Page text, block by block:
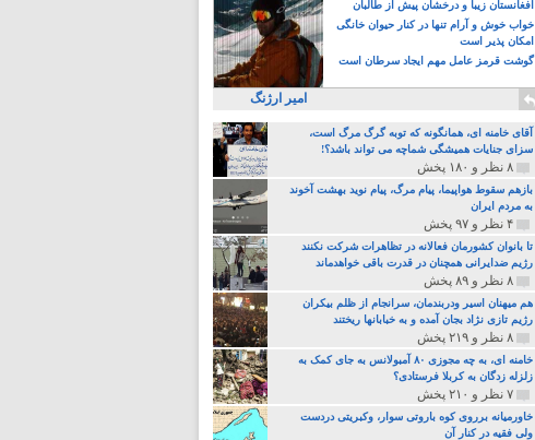
افغانستان زیبا و درخشان پیش از طالبان
خواب خوش و آرام تنها در کنار حیوان خانگی
امکان پذیر است
گوشت قرمز عامل مهم ایجاد سرطان است
امیر ارژنگ
آقای خامنه ای، همانگونه که توبه گرگ مرگ است،
سزای جنایات همیشگی شماچه می تواند باشد؟!
۸ نظر و ۱۸۰ پخش
بازهم سقوط هواپیما، پیام مرگ، پیام نوید بهشت آخوند
به مردم ایران
۴ نظر و ۹۷ پخش
تا بانوان کشورمان فعالانه در تظاهرات شرکت نکنند
رژیم ضدایرانی همچنان در قدرت باقی خواهدماند
۸ نظر و ۸۹ پخش
هم میهنان اسیر ودربندمان، سرانجام از ظلم بیکران
رژیم تازی نژاد بجان آمده و به خبابانها ریختند
۸ نظر و ۲۱۹ پخش
خامنه ای، به چه مجوزی ۸۰ آمبولانس به جای کمک به
زلزله زدگان به کربلا فرستادی؟
۷ نظر و ۲۱۰ پخش
خاورمیانه برروی کوه باروتی سوار، وکبریتی دردست
ولی فقیه در کنار آن